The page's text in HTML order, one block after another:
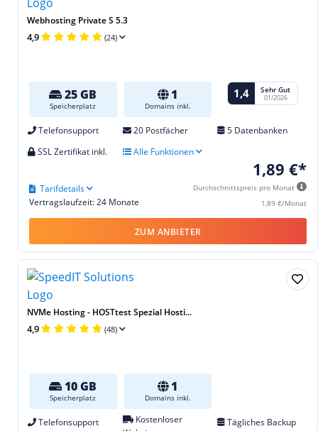
Webhosting Private S 5.3
4,9 (24)
25 GB
Speicherplatz
1
Domains inkl.
1,4 Sehr Gut
01/2026
Telefonsupport 20 Postfächer
5 Datenbanken
SSL Zertifikat inkl.
Alle Funktionen
1,89 €*
Durchschnittspreis pro Monat
1,89 €/Monat
Vertragslaufzeit: 24 Monate
Tarifdetails
ZUM ANBIETER
NVMe Hosting - HOSTtest Spezial Hosti...
4,9 (48)
10 GB
Speicherplatz
1
Domains inkl.
Telefonsupport
Kostenloser
Tägliches Backup